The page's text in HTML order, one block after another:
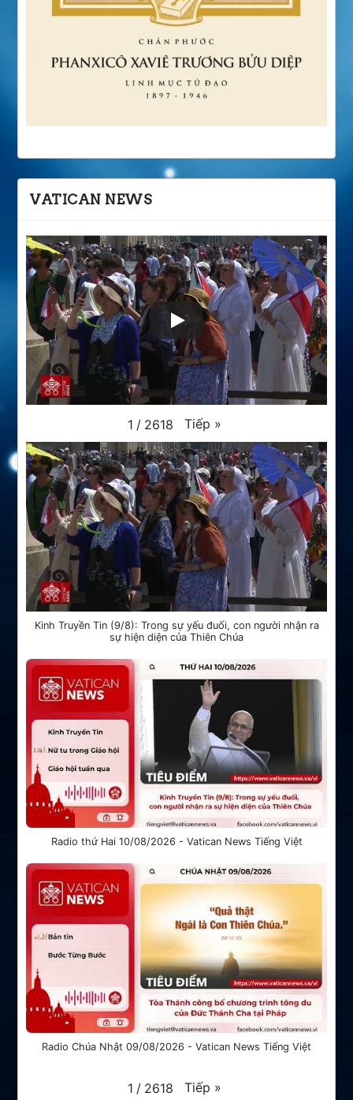
VATICAN NEWS
1 / 2618 Tiếp »
Kinh Truyền Tin (9/8): Trong sự yếu đuối, con người nhận ra
sự hiện diện của Thiên Chúa
Radio thứ Hai 10/08/2026 - Vatican News Tiếng Việt
Radio Chúa Nhật 09/08/2026 - Vatican News Tiếng Việt
1 / 2618 Tiếp »